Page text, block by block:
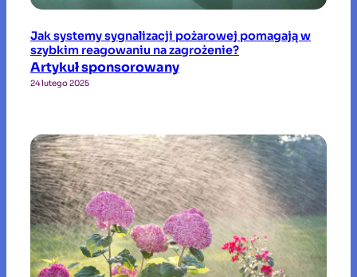
Jak systemy sygnalizacji pożarowej pomagają w
szybkim reagowaniu na zagrożenie?
Artykuł sponsorowany
24 lutego 2025